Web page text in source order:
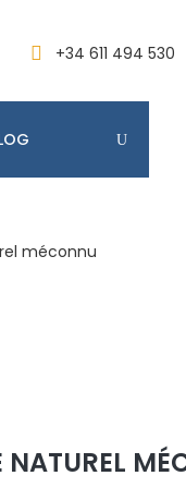
+34 611 494 530
méconnu
NATUREL